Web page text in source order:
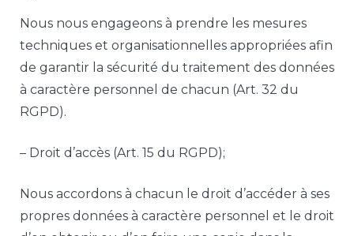
Nous nous engageons à prendre les mesures
techniques et organisationnelles appropriées afin
de garantir la sécurité du traitement des données
à caractère personnel de chacun (Art. 32 du
RGPD).
– Droit d’accès (Art. 15 du RGPD);
Nous accordons à chacun le droit d’accéder à ses
propres données à caractère personnel et le droit